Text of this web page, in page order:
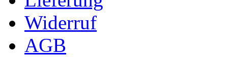
Widerruf
AGB